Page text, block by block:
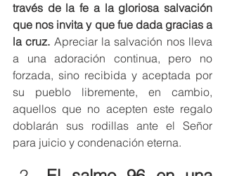
través de la fe a la gloriosa salvación
que nos invita y que fue dada gracias a
la cruz. Apreciar la salvación nos lleva
a una adoración continua, pero no
forzada, sino recibida y aceptada por
su pueblo libremente, en cambio,
aquellos que no acepten este regalo
doblarán sus rodillas ante el Señor
para juicio y condenación eterna.